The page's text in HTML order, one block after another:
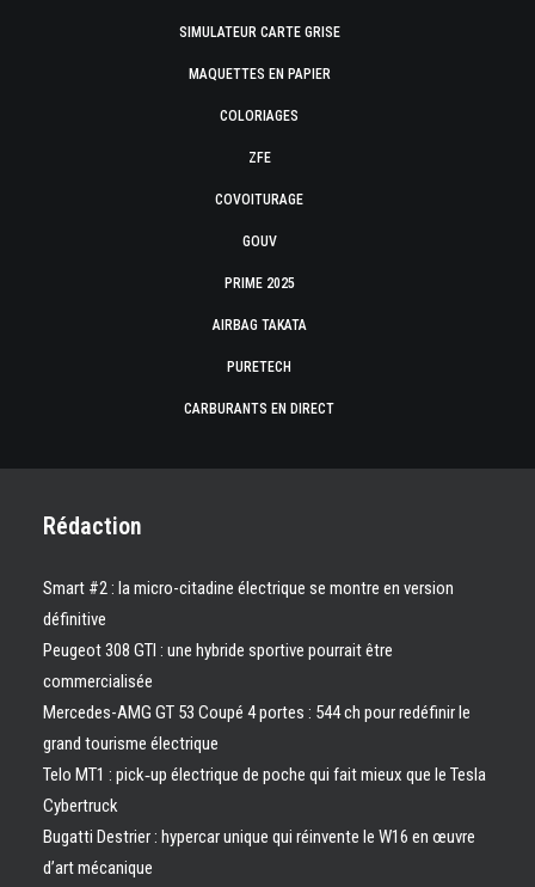
SIMULATEUR CARTE GRISE
MAQUETTES EN PAPIER
COLORIAGES
ZFE
COVOITURAGE
GOUV
PRIME 2025
AIRBAG TAKATA
PURETECH
CARBURANTS EN DIRECT
Rédaction
Smart #2 : la micro-citadine électrique se montre en version
définitive
Peugeot 308 GTI : une hybride sportive pourrait être
commercialisée
Mercedes-AMG GT 53 Coupé 4 portes : 544 ch pour redéfinir le
grand tourisme électrique
Telo MT1 : pick‑up électrique de poche qui fait mieux que le Tesla
Cybertruck
Bugatti Destrier : hypercar unique qui réinvente le W16 en œuvre
d’art mécanique